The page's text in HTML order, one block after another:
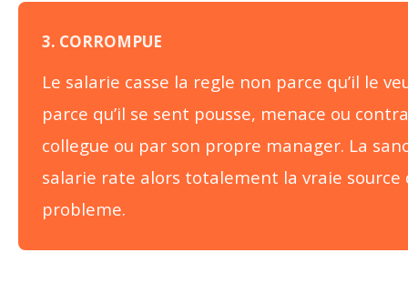
3. CORROMPUE
Le salarie casse la regle non parce qu’il le
parce qu’il se sent pousse, menace ou
collegue ou par son propre manager. La
salarie rate alors totalement la vraie source
probleme.